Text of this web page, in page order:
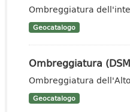
Ombreggiatura
Geocatalogo
Ombreggiatura
Ombreggiatura
Geocatalogo